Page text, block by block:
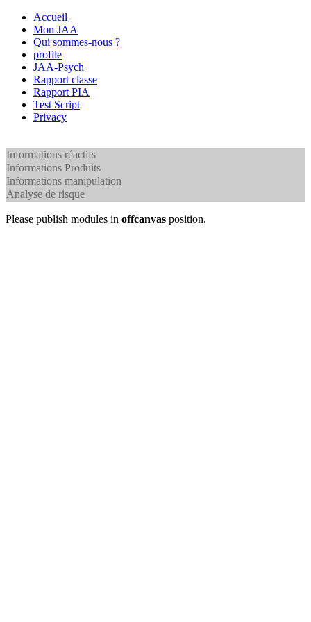
Accueil
Mon JAA
Qui sommes-nous ?
profile
JAA-Psych
Rapport classe
Rapport PIA
Test Script
Privacy
Informations réactifs
Informations Produits
Informations manipulation
Analyse de risque
Please publish modules in offcanvas position.